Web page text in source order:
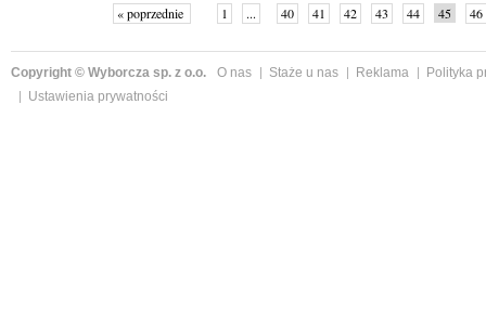
« poprzednie 1 ... 40 41 42 43 44 45 46
Copyright © Wyborcza sp. z o.o. O nas Staże u nas Reklama
Polityka
Ustawienia prywatności